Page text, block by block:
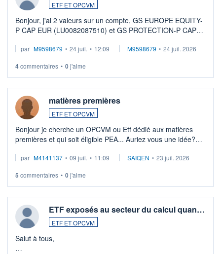
ETF ET OPCVM
Bonjour, j'ai 2 valeurs sur un compte, GS EUROPE EQUITY-
P CAP EUR (LU0082087510) et GS PROTECTION-P CAP
veux procéder à la vente, on me signale ...
par M9598679 • 24 juil. • 12:09 M9598679 • 24 juil. 2026
4commentaires • 0j'aime
matières premières
ETF ET OPCVM
Bonjour je cherche un OPCVM ou Etf dédié aux matières
premières et qui soit éligible PEA... Auriez vous une idée?
par M4141137 • 09 juil. • 11:09 SAIQEN • 23 juil. 2026
5 commentaires • 0j'aime
ETF exposés au secteur du calcul quan…
ETF ET OPCVM
Salut à tous,